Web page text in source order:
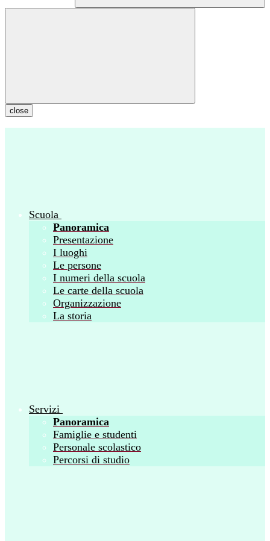
close
Scuola
Panoramica
Presentazione
I luoghi
Le persone
I numeri della scuola
Le carte della scuola
Organizzazione
La storia
Servizi
Panoramica
Famiglie e studenti
Personale scolastico
Percorsi di studio